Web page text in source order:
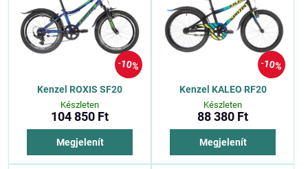
10%
Kenzel ROXIS SF20
Készleten
104 850 Ft
Megjelenít
10%
Kenzel KALEO RF20
Készleten
88 380 Ft
Megjelenít